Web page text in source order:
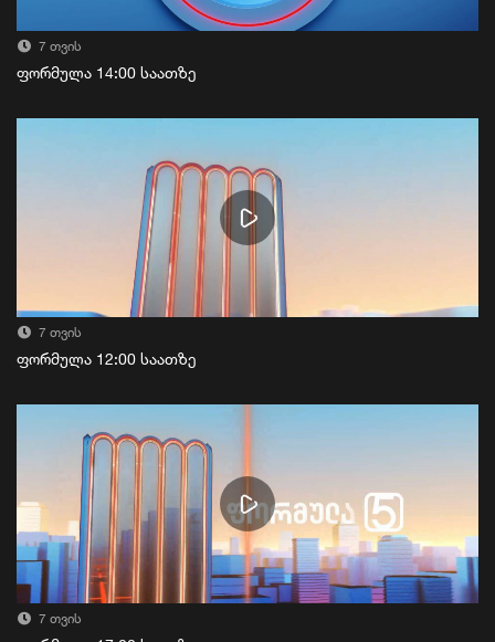
7 თვის
ფორმულა 14:00 საათზე
7 თვის
ფორმულა 12:00 საათზე
7 თვის